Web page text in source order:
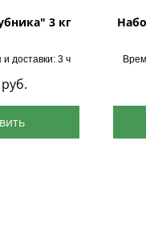
3 кг
доставки: 3 ч
руб.